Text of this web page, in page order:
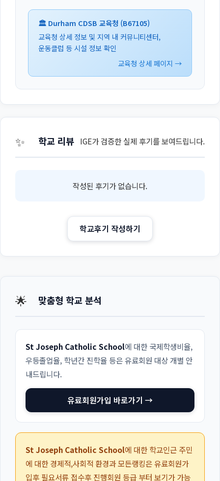
🏛️ Durham CDSB 교육청 (B67105)
교육청 상세 정보 및 지역 내 커뮤니티센터,
운동클럽 등 시설 정보 확인
교육청 상세 페이지 →
✨ 학교 리뷰 IGE가 검증한 실제 후기를 보여드립니다.
작성된 후기가 없습니다.
학교후기 작성하기
🌟 맞춤형 학교 분석
St Joseph Catholic School에 대한 국제학생비율,
우등졸업율, 학년간 진학율 등은 유료회원 대상 개별 안
내드립니다.
유료회원가입 바로가기 →
St Joseph Catholic School에 대한 학교인근 주민
에 대한 경제적,사회적 환경과 모든랭킹은 유료회원가
입후 필요서류 접수후 진행회원 등급 부터 보기가 가능